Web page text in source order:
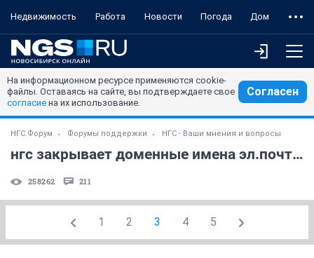
Недвижимость Работа Новости Погода Дом
На информационном ресурсе применяются cookie-
файлы. Оставаясь на сайте, вы подтверждаете свое
согласие на их использование.
Согласен
НГС.Форум Форумы поддержки НГС - Ваши мнения и вопросы
нгс закрывает доменные имена эл.почты eml / mosk
258262 211
1 2 3 4 5